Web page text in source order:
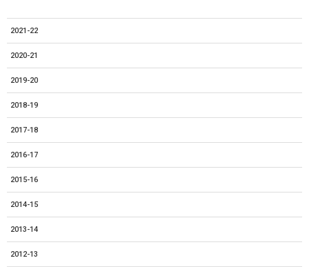
2021-22
2020-21
2019-20
2018-19
2017-18
2016-17
2015-16
2014-15
2013-14
2012-13